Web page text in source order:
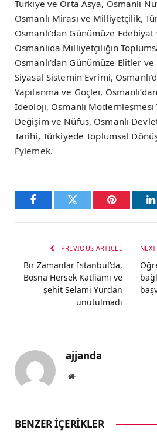
Türkiye ve Orta Asya, Osmanlı
Osmanlı Mirası ve Milliyetçilik,
Osmanlı’dan Günümüze
Osmanlıda Milliyetçiliğin
Osmanlı’dan Günümüze Elitler
Siyasal Sistemin Evrimi,
Yapılanma ve Göçler,
İdeoloji, Osmanlı Modernleşmesi
Değişim ve Nüfus, Osmanlı
Tarihi, Türkiyede Toplumsal
Eylemek.
FacebookTwitter Pinterest
PREVIOUS ARTICLE
Bir Zamanlar İstanbul’da,
Bosna Hersek Katliamı ve
şehit Selami Yurdan
unutulmadı
ajjanda
Website
BENZER İÇERIKLER